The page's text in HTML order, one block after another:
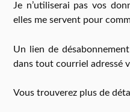
Je n’utiliserai pas vos
elles me servent pour
Un lien de
dans tout courriel adressé
Vous trouverez plus de